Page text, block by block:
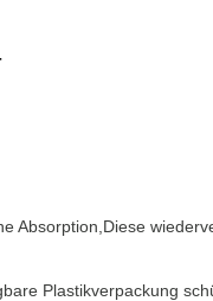
Absorption,Diese
Plastikverpackung